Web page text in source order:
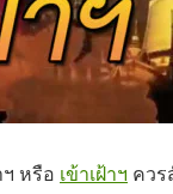
ฯ หรือ เข้าเฝ้าฯ ควร